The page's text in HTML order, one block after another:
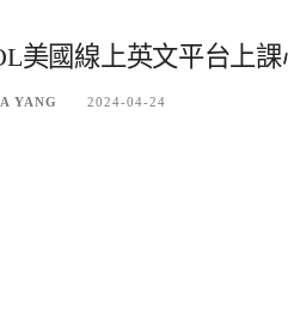
美國線上英文平台上
YANG 2024-04-24